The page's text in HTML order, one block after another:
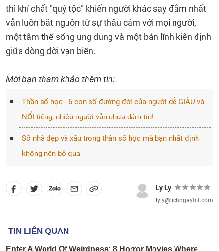
thì khí chất "quý tộc" khiến người khác say đắm nhất
vẫn luôn bắt nguồn từ sự thấu cảm với mọi người,
một tâm thế sống ung dung và một bản lĩnh kiên định
giữa dòng đời vạn biến.
Mời bạn tham khảo thêm tin:
Thần số học - 6 con số đường đời của người dễ GIÀU và
NỔI tiếng, nhiều người vẫn chưa dám tin!
Số nhà đẹp và xấu trong thần số học mà bạn nhất định
không nên bỏ qua
Ly Ly
lyly@lichngaytot.com